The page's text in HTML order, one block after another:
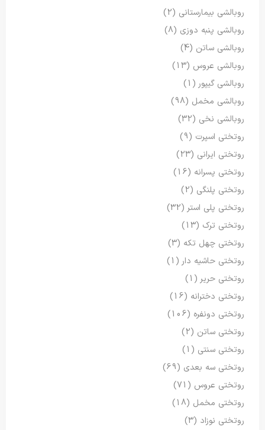
روبالشی بیمارستانی (2)
روبالشی پنبه دوزی (8)
روبالشی ساتن (4)
روبالشی عروس (13)
روبالشی گیپور (1)
روبالشی مخمل (98)
روبالشی نخی (32)
روتختی اسپرت (9)
روتختی ایرانی (23)
روتختی پسرانه (16)
روتختی پلنگی (2)
روتختی پلی استر (32)
روتختی ترک (13)
روتختی چهل تکه (3)
روتختی حاشیه دار (1)
روتختی حریر (1)
روتختی دخترانه (16)
روتختی دونفره (106)
روتختی ساتن (2)
روتختی سنتی (1)
روتختی سه بعدی (69)
روتختی عروس (71)
روتختی مخمل (18)
روتختی نوزاد (3)